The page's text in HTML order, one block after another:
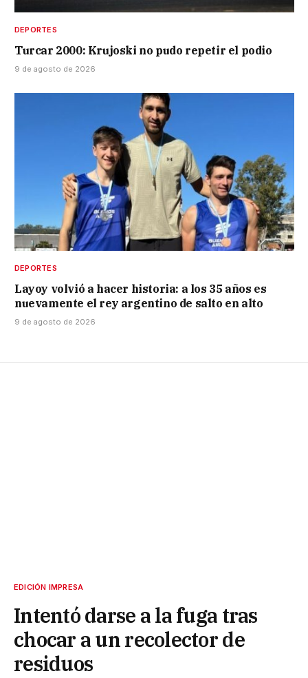
DEPORTES
Turcar 2000: Krujoski no pudo repetir el podio
9 de agosto de 2026
DEPORTES
Layoy volvió a hacer historia: a los 35 años es
nuevamente el rey argentino de salto en alto
9 de agosto de 2026
EDICIÓN IMPRESA
Intentó darse a la fuga tras
chocar a un recolector de
residuos